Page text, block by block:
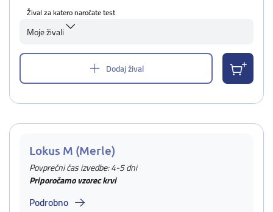
Žival za katero naročate test
Moje živali
Dodaj žival
Lokus M (Merle)
Povprečni čas izvedbe: 4-5 dni
Priporočamo vzorec krvi
Podrobno